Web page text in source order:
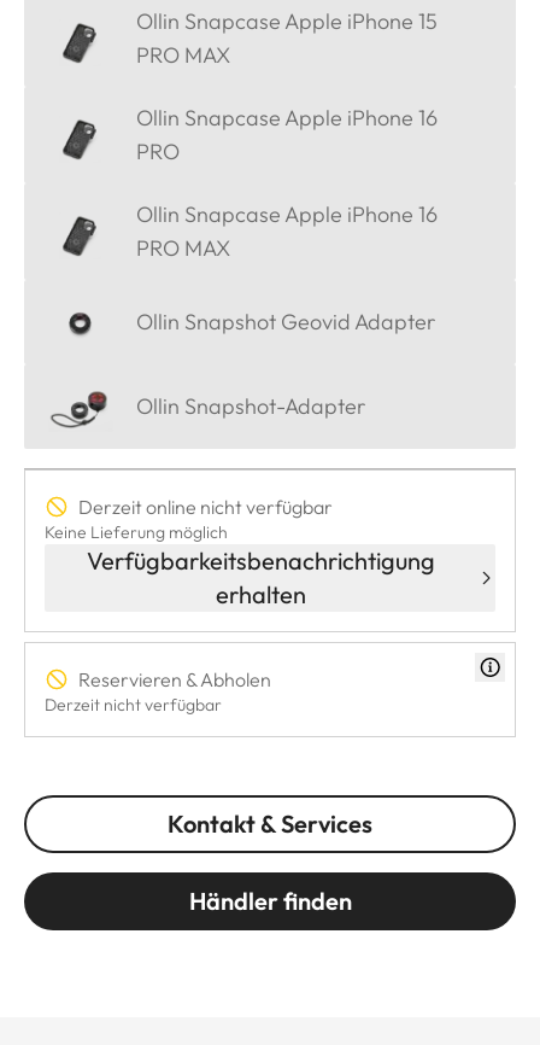
Ollin Snapcase Apple iPhone 15
PRO MAX
Ollin Snapcase Apple iPhone 16
PRO
Ollin Snapcase Apple iPhone 16
PRO MAX
Ollin Snapshot Geovid Adapter
Ollin Snapshot-Adapter
Derzeit online nicht verfügbar
Keine Lieferung möglich
Verfügbarkeitsbenachrichtigung
erhalten
Reservieren & Abholen
Derzeit nicht verfügbar
Kontakt & Services
Händler finden